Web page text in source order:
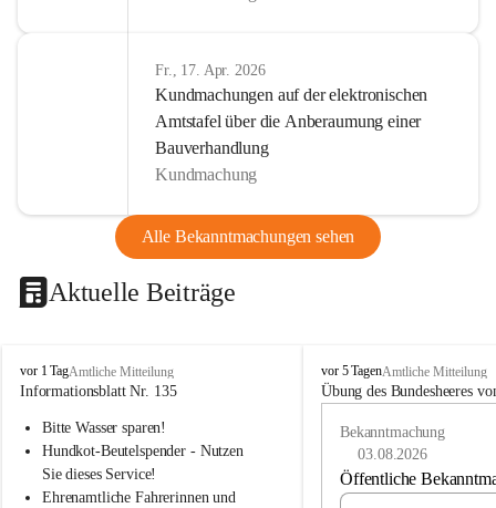
Fr., 17. Apr. 2026
Kundmachungen auf der elektronischen
Amtstafel über die Anberaumung einer
Bauverhandlung
Kundmachung
Alle Bekanntmachungen sehen
Aktuelle Beiträge
B
u
h
vor 1 TagAmtliche Mitteilung
Informationsblatt Nr. 135
Bitte Wasser sparen!
Hundkot-Beutelspender - Nutzen
Sie dieses Service!
Ehrenamtliche Fahrerinnen und
B
u
vor 5 TagenAmtliche Mitteilung
Übung des Bundesheeres
Bekanntmachung
03.08.2026
Öffentliche